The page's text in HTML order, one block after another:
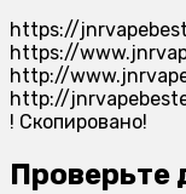
https://
https://
http://
http://
! Скопировано!
Проверьте